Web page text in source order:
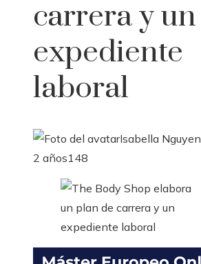
carrera y un
expediente
laboral
Isabella Nguyen
2 años148